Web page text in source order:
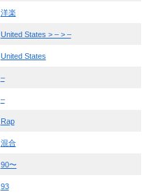
洋楽
United States > – > –
United States
–
–
Rap
混合
90〜
93